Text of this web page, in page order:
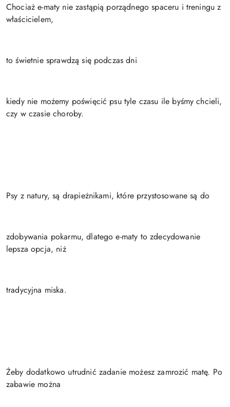
Chociaż e-maty nie zastąpią porządnego spaceru i treningu z
właścicielem,
to świetnie sprawdzą się podczas dni
kiedy nie możemy poświęcić psu tyle czasu ile byśmy chcieli,
czy w czasie choroby.
Psy z natury, są drapieżnikami, które przystosowane są do
zdobywania pokarmu, dlatego e-maty to zdecydowanie
lepsza opcja, niż
tradycyjna miska.
Żeby dodatkowo utrudnić zadanie możesz zamrozić matę. Po
zabawie można